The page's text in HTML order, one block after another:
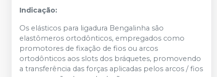
Indicação:
Os elásticos para ligadura Bengalinha são
elastômeros ortodônticos, empregados como
promotores de fixação de fios ou arcos
ortodônticos aos slots dos bráquetes, promovendo
a transferência das forças aplicadas pelos arcos / fios